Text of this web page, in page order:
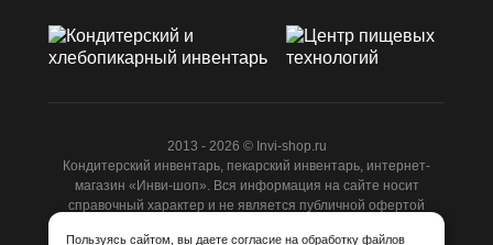
2013 - 2026 © Invi-shop.ru
Кондитерский инвентарь, пекарский инвентарь, интернет-
магазин «Инви-шоп». Вся информация на сайте носит
справочный характер и не является публичной офертой
Пользуясь сайтом, вы даете согласие на обработку файлов